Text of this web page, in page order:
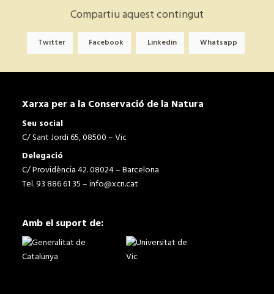
Compartiu aquest contingut
Twitter Facebook Linkedin Whatsapp
Xarxa per a la Conservació de la Natura
Seu social
C/ Sant Jordi 65, 08500 – Vic
Delegació
C/ Providència 42. 08024 – Barcelona
Tel. 93 886 61 35 –info@xcn.cat
Amb el suport de: